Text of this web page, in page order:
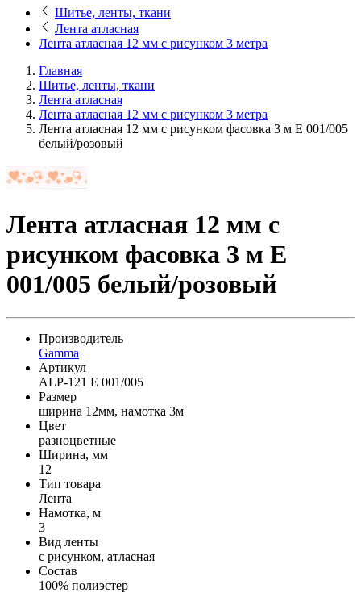
Шитье, ленты, ткани
Лента атласная
Лента атласная 12 мм с рисунком 3 метра
Главная
Шитье, ленты, ткани
Лента атласная
Лента атласная 12 мм с рисунком 3 метра
Лента атласная 12 мм с рисунком фасовка 3 м E 001/005
белый/розовый
Лента атласная 12 мм с
рисунком фасовка 3 м E
001/005 белый/розовый
Производитель
Gamma
Артикул
ALP-121 E 001/005
Размер
ширина 12мм, намотка 3м
Цвет
разноцветные
Ширина, мм
12
Тип товара
Лента
Намотка, м
3
Вид ленты
с рисунком, атласная
Состав
100% полиэстер